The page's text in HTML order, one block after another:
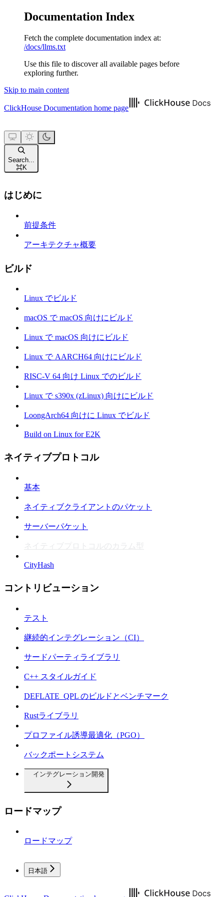
Documentation Index
Fetch the complete documentation index at:
/docs/llms.txt
Use this file to discover all available pages before
exploring further.
Skip to main content
ClickHouse Documentation home page
Search...
⌘K
はじめに
前提条件
アーキテクチャ概要
ビルド
Linux でビルド
macOS で macOS 向けにビルド
Linux で macOS 向けにビルド
Linux で AARCH64 向けにビルド
RISC-V 64 向け Linux でのビルド
Linux で s390x (zLinux) 向けにビルド
LoongArch64 向けに Linux でビルド
Build on Linux for E2K
ネイティブプロトコル
基本
ネイティブクライアントのパケット
サーバーパケット
ネイティブプロトコルのカラム型
CityHash
コントリビューション
テスト
継続的インテグレーション（CI）
サードパーティライブラリ
C++ スタイルガイド
DEFLATE_QPL のビルドとベンチマーク
Rustライブラリ
プロファイル誘導最適化（PGO）
バックポートシステム
インテグレーション開発
ロードマップ
ロードマップ
日本語